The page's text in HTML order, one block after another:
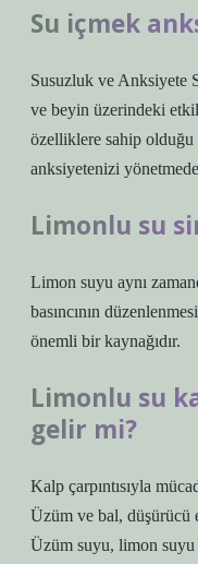
Su içmek
Susuzluk ve Anksiyete
ve beyin üzerindeki
özelliklere sahip
anksiyetenizi
Limonlu su
Limon suyu aynı
basıncının
önemli bir kaynağıdır.
Limonlu su
gelir mi?
Kalp çarpıntısıyla
Üzüm ve bal, düşürücü
Üzüm suyu, limon suyu